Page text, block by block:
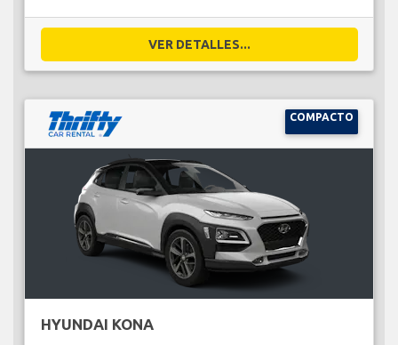
VER DETALLES...
COMPACTO
HYUNDAI KONA